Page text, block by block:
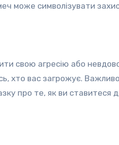
може символізувати
свою агресію або
хто вас загрожує.
про те, як ви ставитеся